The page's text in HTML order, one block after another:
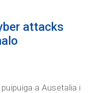
attacks
a Ausetalia i